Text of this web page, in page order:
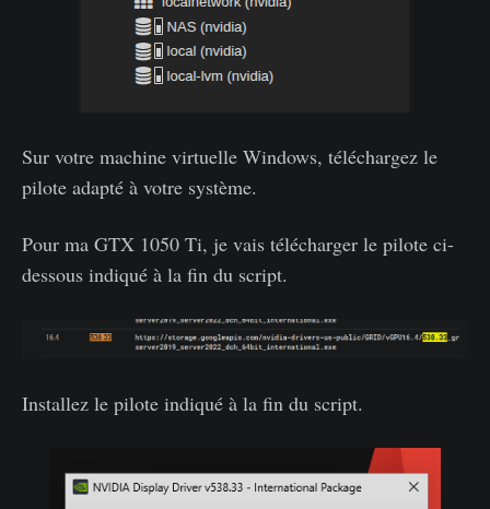
Sur votre machine virtuelle Windows, téléchargez le
pilote adapté à votre système.
Pour ma GTX 1050 Ti, je vais télécharger le pilote ci-
dessous indiqué à la fin du script.
Installez le pilote indiqué à la fin du script.